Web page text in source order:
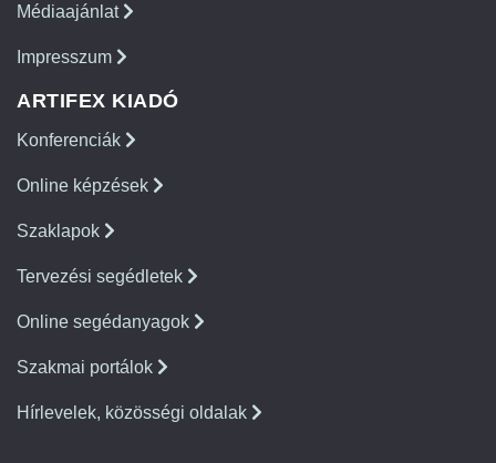
Médiaajánlat
Impresszum
ARTIFEX KIADÓ
Konferenciák
Online képzések
Szaklapok
Tervezési segédletek
Online segédanyagok
Szakmai portálok
Hírlevelek, közösségi oldalak